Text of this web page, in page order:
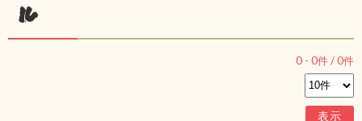
ル
0 - 0件 /0件